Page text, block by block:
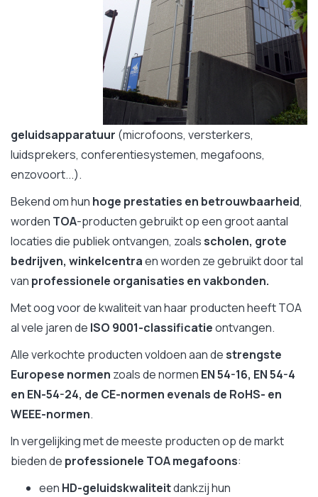
geluidsapparatuur (microfoons, versterkers,
luidsprekers, conferentiesystemen, megafoons,
enzovoort...).
Bekend om hun hoge prestaties en betrouwbaarheid,
worden TOA-producten gebruikt op een groot aantal
locaties die publiek ontvangen, zoalsscholen, grote
bedrijven, winkelcentraen worden ze gebruikt door tal
van professionele organisaties en vakbonden.
Met oog voor de kwaliteit van haar producten heeft TOA
al vele jaren de ISO 9001-classificatieontvangen.
Alle verkochte producten voldoen aan destrengste
Europese normen zoals de normen EN 54-16, EN 54-4
en EN-54-24, de CE-normen evenals de RoHS- en
WEEE-normen.
In vergelijking met de meeste producten op de markt
bieden de professionele TOA megafoons:
een HD-geluidskwaliteitdankzij hun